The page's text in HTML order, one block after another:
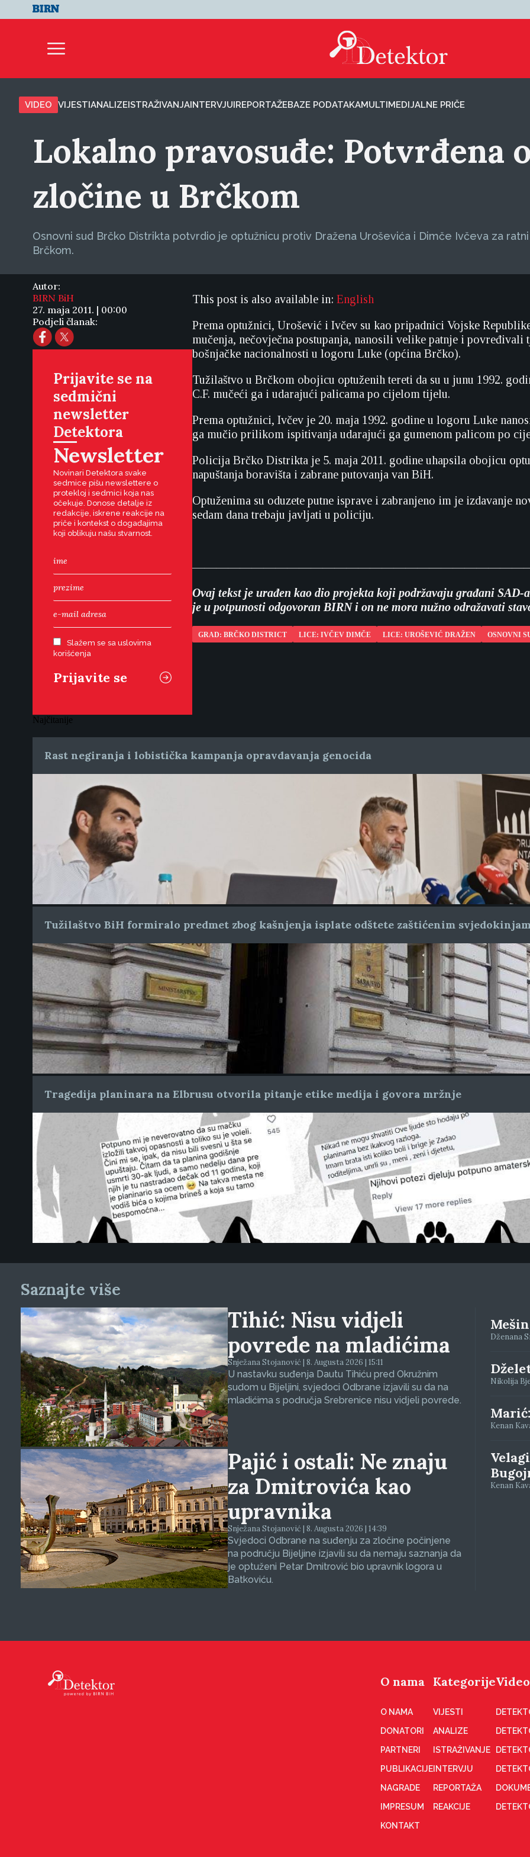
VIDEO VIJESTIANALIZEISTRAŽIVANJAINTERVJUIREPORTAŽEBAZE PODATAKAMULTIMEDIJALNE PRIČE
Lokalno pravosuđe: Potvrđena
zločine u Brčkom
Osnovni sud Brčko Distrikta potvrdio je optužnicu protiv Dražena Uroševića i Dimče Ivčeva za
Brčkom.
Autor:
BIRN BiH
27. maja 2011. | 00:00
Podjeli članak:
Prijavite se na
sedmični
newsletter
Detektora
Newsletter
Novinari Detektora svake
sedmice pišu newslettere o
protekloj i sedmici koja nas
očekuje. Donose detalje iz
redakcije, iskrene reakcije na
priče i kontekst o događajima
koji oblikuju našu stvarnost.
Slažem se sa uslovima
korišćenja
This post is also available in: English
Prema optužnici, Urošević i Ivčev su kao pripadnici Vojske
mučenja, nečovječna postupanja, nanosili velike patnje i
bošnjačke nacionalnosti u logoru Luke (općina Brčko).
Tužilaštvo u Brčkom obojicu optuženih tereti da su u junu 1992.
C.F. mučeći ga i udarajući palicama po cijelom tijelu.
Prema optužnici, Ivčev je 20. maja 1992. godine u logoru Luke
ga mučio prilikom ispitivanja udarajući ga gumenom palicom po
Policija Brčko Distrikta je 5. maja 2011. godine uhapsila obojicu
napuštanja boravišta i zabrane putovanja van BiH.
Optuženima su oduzete putne isprave i zabranjeno im je izdavanje
sedam dana trebaju javljati u policiju.
Ovaj tekst je urađen kao dio projekta koji podržavaju građani
je u potpunosti odgovoran BIRN i on ne mora nužno odražavati
GRAD: BRČKO DISTRICT LICE: IVČEV DIMČE LICE: UROŠEVIĆ DRAŽEN OSNOVNI
Najčitanije
Rast negiranja i lobistička kampanja opravdavanja genocida
Tužilaštvo BiH formiralo predmet zbog kašnjenja isplate odštete zaštićenim
Tragedija planinara na Elbrusu otvorila pitanje etike medija i govora mržnje
Saznajte više
Tihić: Nisu vidjeli
povrede na mladićima
Snježana Stojanović | 8. Augusta 2026 | 15:11
U nastavku suđenja Dautu Tihiću pred Okružnim
sudom u Bijeljini, svjedoci Odbrane izjavili su da na
mladićima s područja Srebrenice nisu vidjeli povrede.
Pajić i ostali: Ne znaju
za Dmitrovića kao
upravnika
Snježana Stojanović | 8. Augusta 2026 | 14:39
Svjedoci Odbrane na suđenju za zločine počinjene
na području Bijeljine izjavili su da nemaju saznanja da
je optuženi Petar Dmitrović bio upravnik logora u
Batkoviću.
Dženana
Nikolija
Kenan
Kenan
O nama
O NAMA
DONATORI
PARTNERI
PUBLIKACIJE
NAGRADE
IMPRESUM
KONTAKT
Kategorije
VIJESTI
ANALIZE
ISTRAŽIVANJE
INTERVJU
REPORTAŽA
REAKCIJE
Video